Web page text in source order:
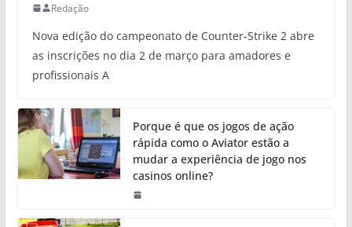
Redação
Nova edição do campeonato de Counter-Strike 2 abre
as inscrições no dia 2 de março para amadores e
profissionais A
Porque é que os jogos de ação
rápida como o Aviator estão a
mudar a experiência de jogo nos
casinos online?